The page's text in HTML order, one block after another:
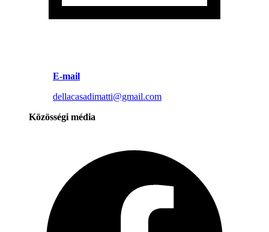
E-mail
dellacasadimatti@gmail.com
Közösségi média